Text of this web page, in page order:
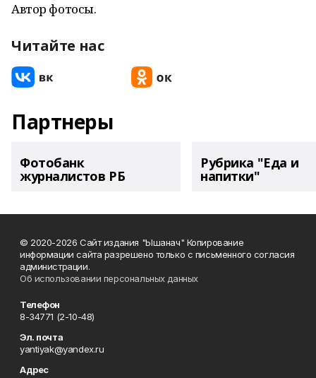
Автор фотосы.
Читайте нас
Партнеры
Фотобанк
журналистов РБ
Рубрика "Еда и
напитки"
© 2020-2026 Сайт издания "Ышанач" Копирование
информации сайта разрешено только с письменного согласия
администрации.
Об использовании персональных данных
Телефон
8-34771 (2-10-48)
Эл. почта
yantiyak@yandex.ru
Адрес